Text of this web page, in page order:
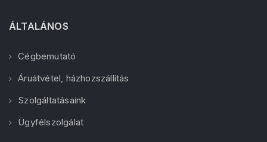
ÁLTALÁNOS
Cégbemutató
Áruátvétel, házhozszállítás
Szolgáltatásaink
Ügyfélszolgálat